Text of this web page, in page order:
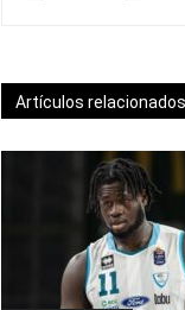
Artículos relacionados